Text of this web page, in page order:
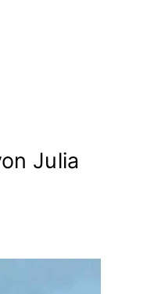
Julia